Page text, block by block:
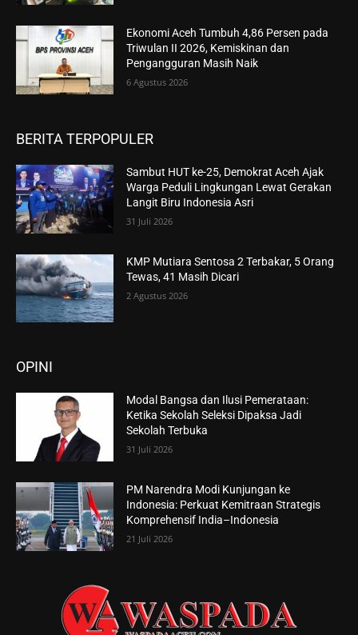
Ekonomi Aceh Tumbuh 4,86 Persen pada
Triwulan II 2026, Kemiskinan dan
Pengangguran Masih Naik
6 Agustus 2026
BERITA TERPOPULER
Sambut HUT ke-25, Demokrat Aceh Ajak
Warga Peduli Lingkungan Lewat Gerakan
Langit Biru Indonesia Asri
31 Juli 2026
KMP Mutiara Sentosa 2 Terbakar, 5 Orang
Tewas, 41 Masih Dicari
2 Agustus 2026
OPINI
Modal Bangsa dan Ilusi Pemerataan:
Ketika Sekolah Seleksi Dipaksa Jadi
Sekolah Terbuka
31 Juli 2026
PM Narendra Modi Kunjungan ke
Indonesia: Perkuat Kemitraan Strategis
Komprehensif India–Indonesia
21 Juli 2026